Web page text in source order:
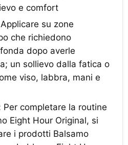
e comfort
su zone
che richiedono
dopo averle
un sollievo dalla fatica o
viso, labbra, mani e
Per completare la routine
Eight Hour Original, si
i prodotti Balsamo